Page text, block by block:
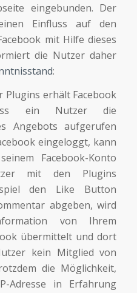
eingebunden. Der
Einfluss auf den
mit Hilfe dieses
die Nutzer daher
:
Plugins erhält Facebook
ein Nutzer die
Angebots aufgerufen
eingeloggt, kann
Facebook-Konto
mit den Plugins
den Like Button
abgeben, wird
von Ihrem
übermittelt und dort
kein Mitglied von
die Möglichkeit,
Adresse in Erfahrung